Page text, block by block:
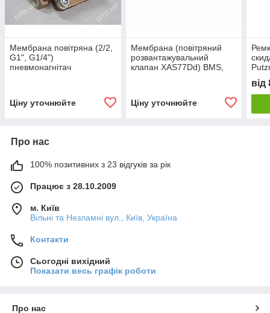
Мембрана повітряна (2/2,
G1", G1/4")
пневмонагнітач
Ціну уточнюйте
Мембрана (повітряний
розвантажувальний
клапан XAS77Dd) BMS,
Ціну уточнюйте
від
Про нас
100% позитивних з 23 відгуків за рік
Працює з 28.10.2009
м. Київ
Вільні та Незламні вул., Київ, Україна
Контакти
Сьогодні вихідний
Показати весь графік роботи
Про нас